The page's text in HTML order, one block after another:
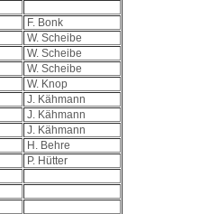
F. Bonk
W. Scheibe
W. Scheibe
W. Scheibe
W. Knop
J. Kähmann
J. Kähmann
J. Kähmann
H. Behre
P. Hütter